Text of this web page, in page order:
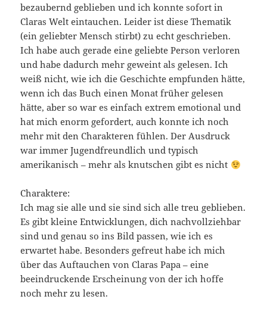
bezaubernd geblieben und ich konnte sofort in
Claras Welt eintauchen. Leider ist diese Thematik
(ein geliebter Mensch stirbt) zu echt geschrieben.
Ich habe auch gerade eine geliebte Person verloren
und habe dadurch mehr geweint als gelesen. Ich
weiß nicht, wie ich die Geschichte empfunden hätte,
wenn ich das Buch einen Monat früher gelesen
hätte, aber so war es einfach extrem emotional und
hat mich enorm gefordert, auch konnte ich noch
mehr mit den Charakteren fühlen. Der Ausdruck
war immer Jugendfreundlich und typisch
amerikanisch – mehr als knutschen gibt es nicht
Charaktere:
Ich mag sie alle und sie sind sich alle treu geblieben.
Es gibt kleine Entwicklungen, dich nachvollziehbar
sind und genau so ins Bild passen, wie ich es
erwartet habe. Besonders gefreut habe ich mich
über das Auftauchen von Claras Papa – eine
beeindruckende Erscheinung von der ich hoffe
noch mehr zu lesen.